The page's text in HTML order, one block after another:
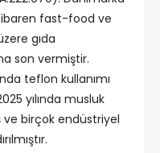
fast-food ve
gıda
son vermiştir.
teflon kullanımı
yılında musluk
ve birçok endüstriyel